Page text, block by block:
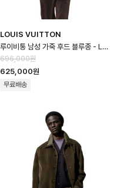
LOUIS VUITTON
루이비통 남성 가죽 후드 블루종 - Louis vuitton Mens Leather Hoo…
696,000원
625,000원
무료배송